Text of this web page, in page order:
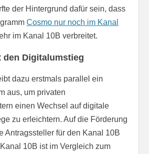
der Hintergrund dafür sein, dass
Cosmo nur noch im Kanal
im Kanal 10B verbreitet.
den Digitalumstieg
dazu erstmals parallel ein
aus, um privaten
einen Wechsel auf digitale
zu erleichtern. Auf die Förderung
Antragssteller für den Kanal 10B
10B ist im Vergleich zum